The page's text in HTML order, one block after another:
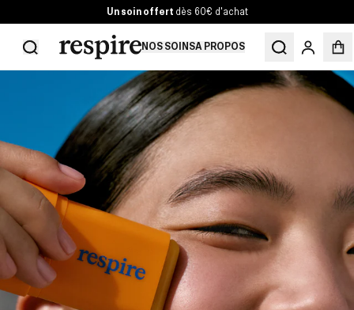
Un soin offert dès 60€ d'achat
NOS SOINSA PROPOS